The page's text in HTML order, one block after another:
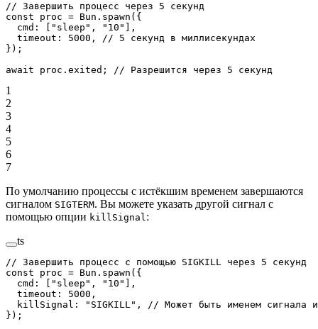
// Завершить процесс через 5 секунд
const proc = Bun. spawn ({
  cmd: [
"sleep" , "10"
],
  timeout:
5000 , // 5 секунд в миллисекундах
});
await proc.exited; // Разрешится через 5 секунд
1
2
3
4
5
6
7
По умолчанию процессы с истёкшим временем завершаются
сигналом SIGTERM. Вы можете указать другой сигнал с
помощью опции killSignal:
ts
// Завершить процесс с помощью SIGKILL через 5 секунд
const proc = Bun. spawn ({
  cmd: [
"sleep" , "10"
],
  timeout:
5000 ,
  killSignal:
"SIGKILL" , // Может быть именем сигнала
});